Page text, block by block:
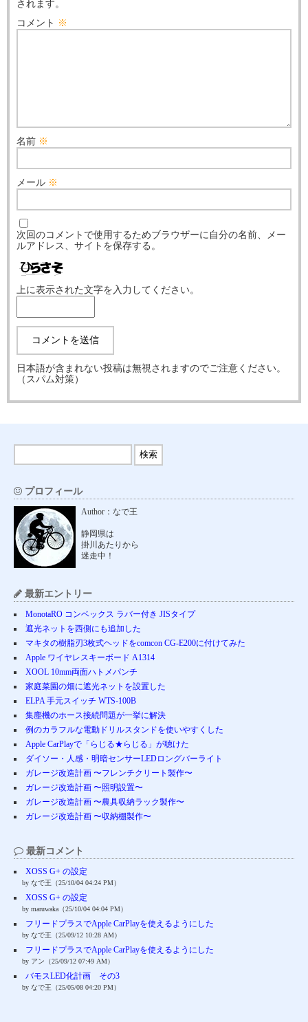
されます。
コメント ※
名前 ※
メール ※
次回のコメントで使用するためブラウザーに自分の名前、メー
ルアドレス、サイトを保存する。
上に表示された文字を入力してください。
日本語が含まれない投稿は無視されますのでご注意ください。
（スパム対策）
プロフィール
Author：なで王
静岡県は
掛川あたりから
迷走中！
最新エントリー
MonotaRO コンベックス ラバー付き JISタイプ
遮光ネットを西側にも追加した
マキタの樹脂刃3枚式ヘッドをcomcon CG-E200に付けてみた
Apple ワイヤレスキーボード A1314
XOOL 10mm両面ハトメパンチ
家庭菜園の畑に遮光ネットを設置した
ELPA 手元スイッチ WTS-100B
集塵機のホース接続問題が一挙に解決
例のカラフルな電動ドリルスタンドを使いやすくした
Apple CarPlayで「らじる★らじる」が聴けた
ダイソー・人感・明暗センサーLEDロングバーライト
ガレージ改造計画 〜フレンチクリート製作〜
ガレージ改造計画 〜照明設置〜
ガレージ改造計画 〜農具収納ラック製作〜
ガレージ改造計画 〜収納棚製作〜
最新コメント
XOSS G+ の設定
by なで王（25/10/04 04:24 PM）
XOSS G+ の設定
by maruwaka（25/10/04 04:04 PM）
フリードプラスでApple CarPlayを使えるようにした
by なで王（25/09/12 10:28 AM）
フリードプラスでApple CarPlayを使えるようにした
by アン（25/09/12 07:49 AM）
バモスLED化計画 その3
by なで王（25/05/08 04:20 PM）